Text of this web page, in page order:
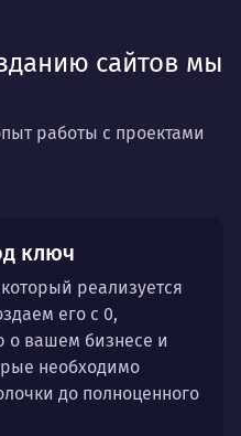
сайтов мы
работы с проектами
ключ
реализуется
его с 0,
вашем бизнесе и
необходимо
до полноценного